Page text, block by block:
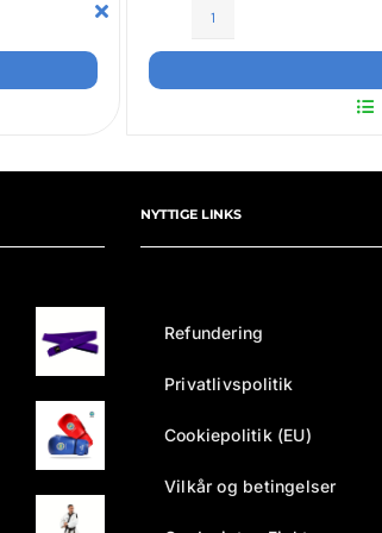
Int
antal
NYTTIGE LINKS
Refundering
Privatlivspolitik
Cookiepolitik (EU)
Vilkår og betingelser